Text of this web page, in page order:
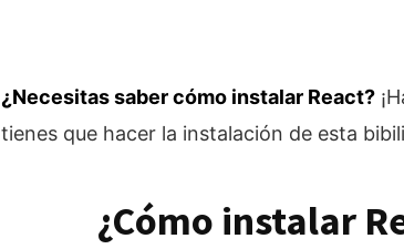
¿Necesitas saber cómo instalar React?
tienes que hacer la instalación de esta
¿Cómo instalar